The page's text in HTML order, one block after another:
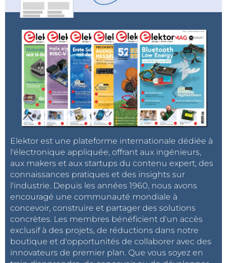
Elektor est une plateforme internationale dédiée à
l'électronique appliquée, offrant aux ingénieurs,
aux makers et aux startups du contenu expert, des
connaissances pratiques et des insights sur
l'industrie. Depuis les années 1960, nous avons
encouragé une communauté mondiale à
concevoir, construire et partager des solutions
concrètes. Les membres bénéficient d'un accès
exclusif à des projets, de réductions dans notre
boutique et d'opportunités de collaborer avec des
innovateurs de premier plan. Que vous soyez en